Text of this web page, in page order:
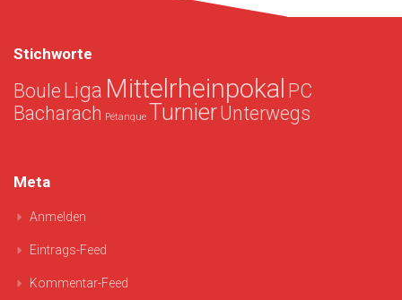
Stichworte
Boule Liga Mittelrheinpokal PC
Bacharach Pétanque TurnierUnterwegs
Meta
Anmelden
Eintrags-Feed
Kommentar-Feed